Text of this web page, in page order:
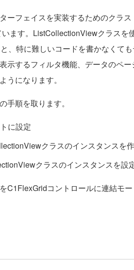
ーフェイスを実装するためのクラス
ます。ListCollectionViewクラスを
、特に難しいコードを書かなくて
示するフィルタ機能、データのペ
うになります。
順を取ります。
に設定
クラスのインスタンスを
クラスのインスタンスを設
C1FlexGridコントロールに連結モ